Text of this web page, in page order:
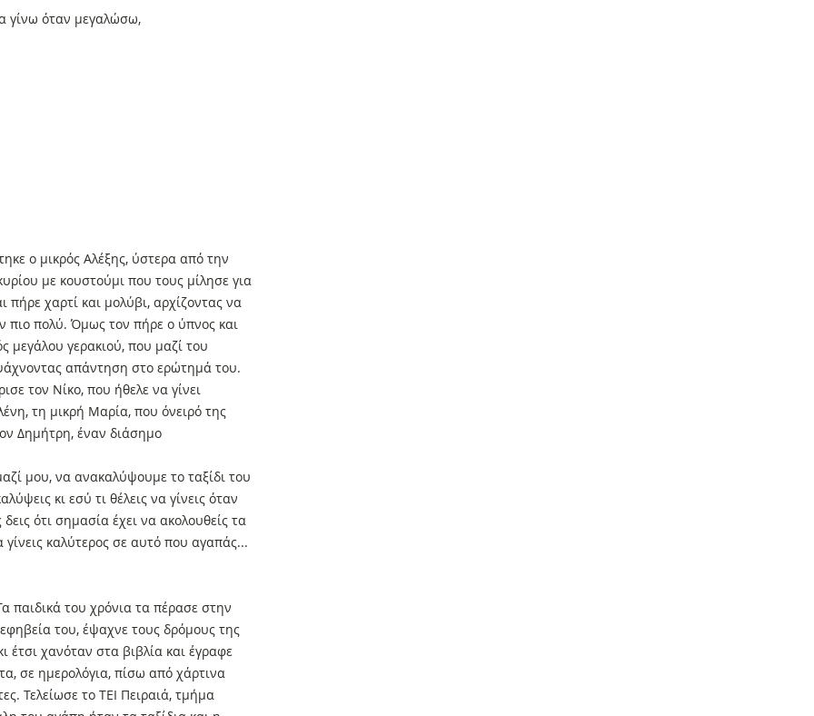
γίνω όταν μεγαλώσω,
ο μικρός Αλέξης, ύστερα από την
με κουστούμι που τους μίλησε για
χαρτί και μολύβι, αρχίζοντας να
πιο πολύ. Όμως τον πήρε ο ύπνος και
μεγάλου γερακιού, που μαζί του
απάντηση στο ερώτημά του.
τον Νίκο, που ήθελε να γίνει
τη μικρή Μαρία, που όνειρό της
Δημήτρη, έναν διάσημο
μου, να ανακαλύψουμε το ταξίδι του
κι εσύ τι θέλεις να γίνεις όταν
ότι σημασία έχει να ακολουθείς τα
καλύτερος σε αυτό που αγαπάς...
παιδικά του χρόνια τα πέρασε στην
του, έψαχνε τους δρόμους της
έτσι χανόταν στα βιβλία και έγραφε
σε ημερολόγια, πίσω από χάρτινα
Τελείωσε το ΤΕΙ Πειραιά, τμήμα